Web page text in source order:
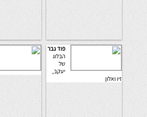
פוד גבר
הבלוג
של
יעקב,
זיו ואלון